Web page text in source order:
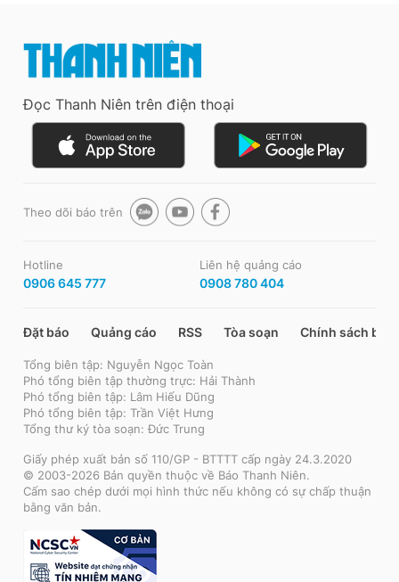
Đọc Thanh Niên trên điện thoại
Theo dõi báo trên
Hotline
0906 645 777
Liên hệ quảng cáo
0908 780 404
Đặt báo Quảng cáo RSS Tòa soạn Chính sách bảo
Tổng biên tập: Nguyễn Ngọc Toàn
Phó tổng biên tập thường trực: Hải Thành
Phó tổng biên tập: Lâm Hiếu Dũng
Phó tổng biên tập: Trần Việt Hưng
Tổng thư ký tòa soạn: Đức Trung
Giấy phép xuất bản số 110/GP - BTTTT cấp ngày 24.3.2020
© 2003-2026 Bản quyền thuộc về Báo Thanh Niên.
Cấm sao chép dưới mọi hình thức nếu không có sự chấp thuận
bằng văn bản.